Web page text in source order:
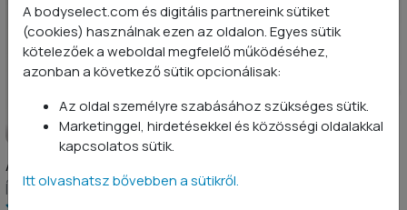
AAKG
Ízesítetlen 500 g Termékcsomag
A bodyselect.com és digitális partnereink sütiket
(cookies) használnak ezen az oldalon. Egyes sütik
kötelezőek a weboldal megfelelő működéséhez,
azonban a következő sütik opcionálisak:
Az oldal személyre szabásához szükséges sütik.
Marketinggel, hirdetésekkel és közösségi oldalakkal
kapcsolatos sütik.
Itt olvashatsz bővebben a sütikről.